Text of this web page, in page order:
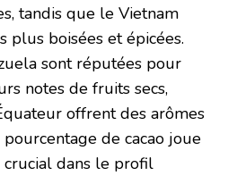
tandis que le Vietnam
plus boisées et épicées.
sont réputées pour
notes de fruits secs,
offrent des arômes
de cacao joue
dans le profil